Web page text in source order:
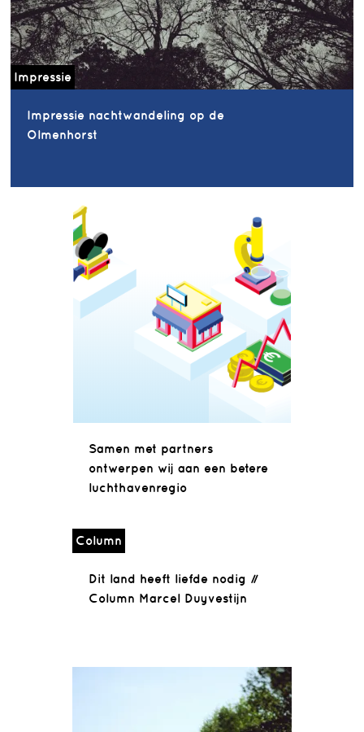
Impressie
Impressie nachtwandeling op de
Olmenhorst
Samen met partners
ontwerpen wij aan een betere
luchthavenregio
Column
Dit land heeft liefde nodig //
Column Marcel Duyvestijn